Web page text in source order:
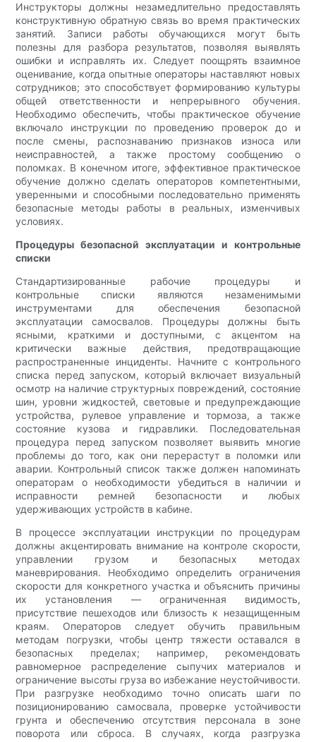
Инструкторы должны незамедлительно предоставлять
конструктивную обратную связь во время практических
занятий. Записи работы обучающихся могут быть
полезны для разбора результатов, позволяя выявлять
ошибки и исправлять их. Следует поощрять взаимное
оценивание, когда опытные операторы наставляют новых
сотрудников; это способствует формированию культуры
общей ответственности и непрерывного обучения.
Необходимо обеспечить, чтобы практическое обучение
включало инструкции по проведению проверок до и
после смены, распознаванию признаков износа или
неисправностей, а также простому сообщению о
поломках. В конечном итоге, эффективное практическое
обучение должно сделать операторов компетентными,
уверенными и способными последовательно применять
безопасные методы работы в реальных, изменчивых
условиях.
Процедуры безопасной эксплуатации и контрольные
списки
Стандартизированные рабочие процедуры и
контрольные списки являются незаменимыми
инструментами для обеспечения безопасной
эксплуатации самосвалов. Процедуры должны быть
ясными, краткими и доступными, с акцентом на
критически важные действия, предотвращающие
распространенные инциденты. Начните с контрольного
списка перед запуском, который включает визуальный
осмотр на наличие структурных повреждений, состояние
шин, уровни жидкостей, световые и предупреждающие
устройства, рулевое управление и тормоза, а также
состояние кузова и гидравлики. Последовательная
процедура перед запуском позволяет выявить многие
проблемы до того, как они перерастут в поломки или
аварии. Контрольный список также должен напоминать
операторам о необходимости убедиться в наличии и
исправности ремней безопасности и любых
удерживающих устройств в кабине.
В процессе эксплуатации инструкции по процедурам
должны акцентировать внимание на контроле скорости,
управлении грузом и безопасных методах
маневрирования. Необходимо определить ограничения
скорости для конкретного участка и объяснить причины
их установления — ограниченная видимость,
присутствие пешеходов или близость к незащищенным
краям. Операторов следует обучить правильным
методам погрузки, чтобы центр тяжести оставался в
безопасных пределах; например, рекомендовать
равномерное распределение сыпучих материалов и
ограничение высоты груза во избежание неустойчивости.
При разгрузке необходимо точно описать шаги по
позиционированию самосвала, проверке устойчивости
грунта и обеспечению отсутствия персонала в зоне
поворота или сброса. В случаях, когда разгрузка